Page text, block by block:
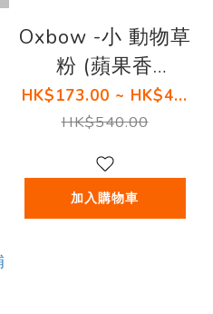
Oxbow -小 動物草
粉 (蘋果香
蕉)141G 嚐味期
1/ 2027
HK$173.00 ~ HK$4...
HK$540.00
加入購物車